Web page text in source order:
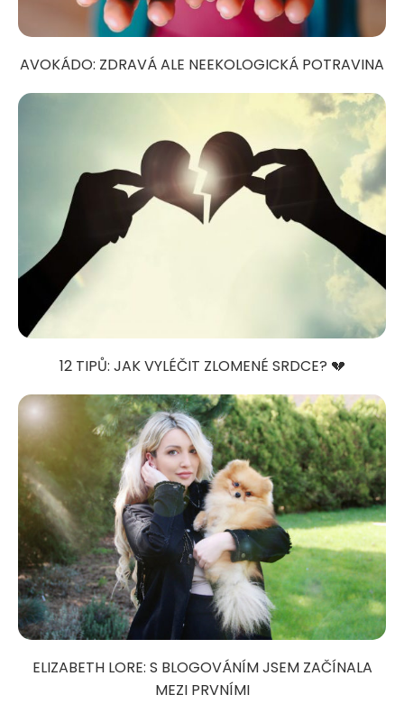
AVOKÁDO: ZDRAVÁ ALE NEEKOLOGICKÁ POTRAVINA
12 TIPŮ: JAK VYLÉČIT ZLOMENÉ SRDCE? 💔
ELIZABETH LORE: S BLOGOVÁNÍM JSEM ZAČÍNALA
MEZI PRVNÍMI